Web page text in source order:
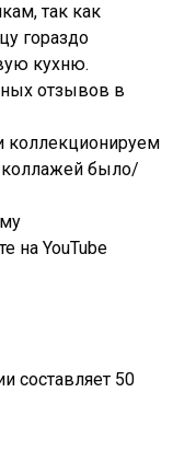
так как
гораздо
кухню.
отзывов в
коллекционируем
было/
на YouTube
составляет 50